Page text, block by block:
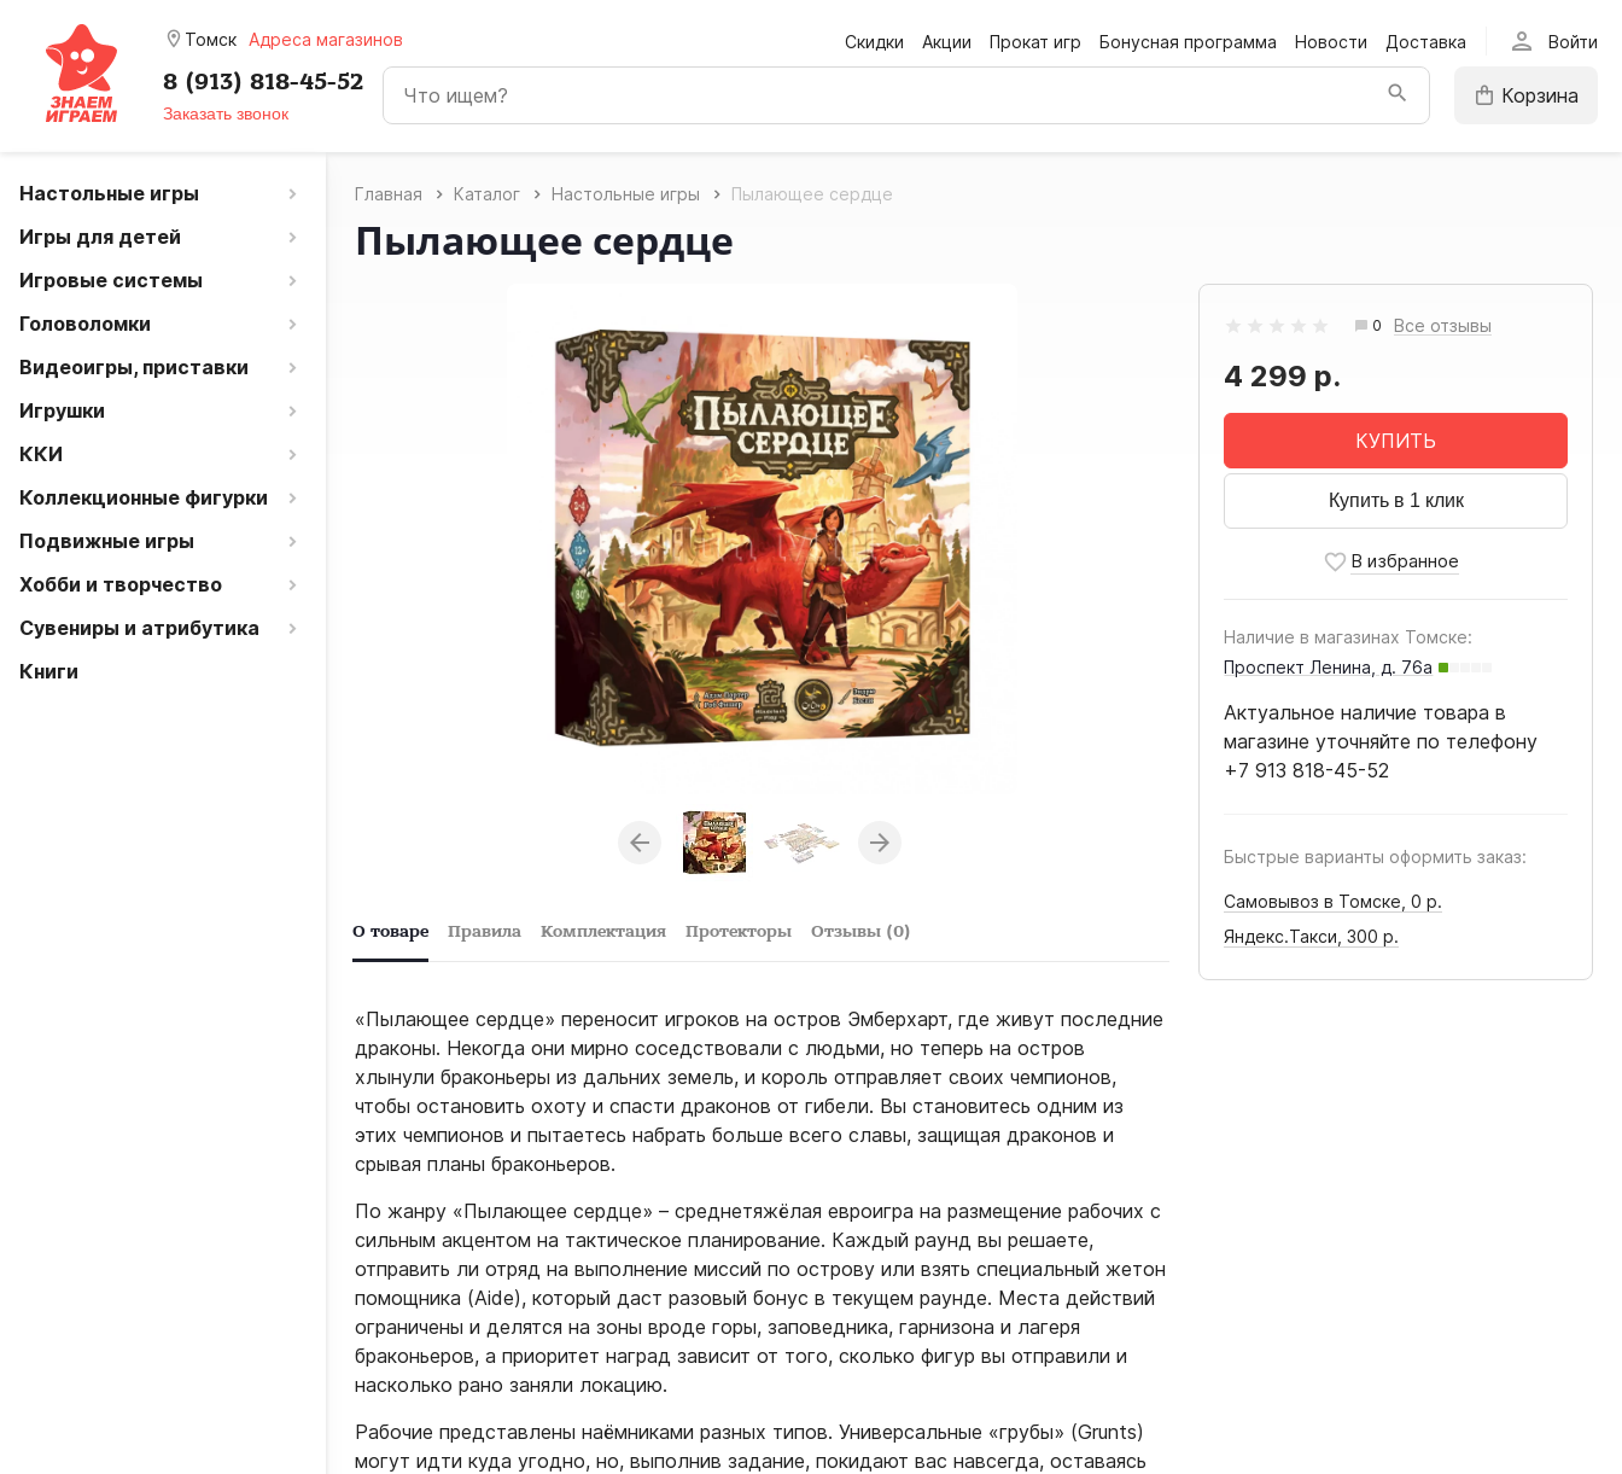
room Томск Адреса магазинов Скидки Акции Прокат игр Бонусная программа Новости Доставка person Войти
8 (913) 818-45-52
Заказать звонок
Корзина
Настольные игры
Игры для детей
Игровые системы
Головоломки
Видеоигры, приставки
Игрушки
ККИ
Коллекционные фигурки
Подвижные игры
Хобби и творчество
Сувениры и атрибутика
Книги
Главная Каталог Настольные игры Пылающее сердце
Пылающее сердце
0 Все отзывы
4 299 р.
КУПИТЬ
Купить в 1 клик
Наличие в магазинах Томске:
Проспект Ленина, д. 76а
Актуальное наличие товара в
магазине уточняйте по телефону
+7 913 818-45-52
Быстрые варианты оформить заказ:
Самовывоз в Томске, 0 р.
Яндекс.Такси, 300 р.
О товаре Правила Комплектация Протекторы Отзывы (0)
«Пылающее сердце» переносит игроков на остров Эмберхарт, где живут последние
драконы. Некогда они мирно соседствовали с людьми, но теперь на остров
хлынули браконьеры из дальних земель, и король отправляет своих чемпионов,
чтобы остановить охоту и спасти драконов от гибели. Вы становитесь одним из
этих чемпионов и пытаетесь набрать больше всего славы, защищая драконов и
срывая планы браконьеров.​
По жанру «Пылающее сердце» – среднетяжёлая евроигра на размещение рабочих с
сильным акцентом на тактическое планирование. Каждый раунд вы решаете,
отправить ли отряд на выполнение миссий по острову или взять специальный жетон
помощника (Aide), который даст разовый бонус в текущем раунде. Места действий
ограничены и делятся на зоны вроде горы, заповедника, гарнизона и лагеря
браконьеров, а приоритет наград зависит от того, сколько фигур вы отправили и
насколько рано заняли локацию.​
Рабочие представлены наёмниками разных типов. Универсальные «грубы» (Grunts)
могут идти куда угодно, но, выполнив задание, покидают вас навсегда, оставаясь